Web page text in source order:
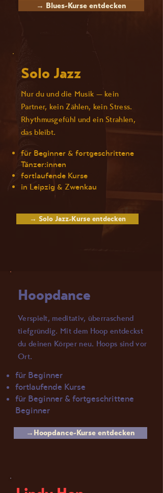
→ Blues-Kurse entdecken
Solo Jazz
Nur du und die Musik — kein
Partner, kein Zählen, kein Stress.
Rhythmusgefühl und ein Strahlen,
das bleibt.
für Beginner & fortgeschrittene
Tänzer:innen
fortlaufende Kurse
in Leipzig & Zwenkau
→ Solo Jazz-Kurse entdecken
Hoopdance
Verspielt, meditativ, überraschend
tiefgründig. Mit dem Hoop entdeckst
du deinen Körper neu. Hoops sind vor
Ort.
für Beginner
fortlaufende Kurse
für Beginner & fortgeschrittene
Beginner
→Hoopdance-Kurse entdecken